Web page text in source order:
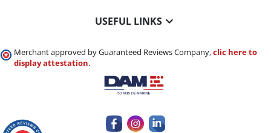
USEFUL LINKS
Merchant approved by Guaranteed Reviews Company,clic here to
display attestation.